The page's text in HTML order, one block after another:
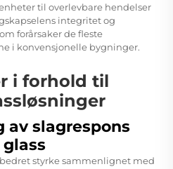
til overlevbare hendelser
integritet og
forårsaker de fleste
i konvensjonelle bygninger.
i forhold til
av slagrespons
styrke sammenlignet med